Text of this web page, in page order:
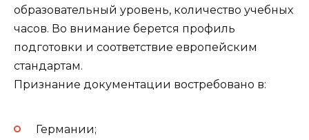
образовательный уровень, количество учебных
часов. Во внимание берется профиль
подготовки и соответствие европейским
стандартам.
Признание документации востребовано в:
Германии;